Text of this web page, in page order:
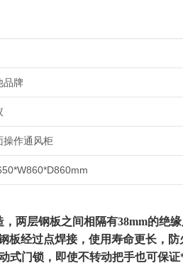
品牌
操作通风柜
两层钢板之间相隔有38mm的绝
板经过点焊接，使用寿命更长，防
式门锁，即使不转动把手也可保证